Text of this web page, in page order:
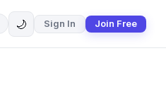
🌙 Sign In Join Free